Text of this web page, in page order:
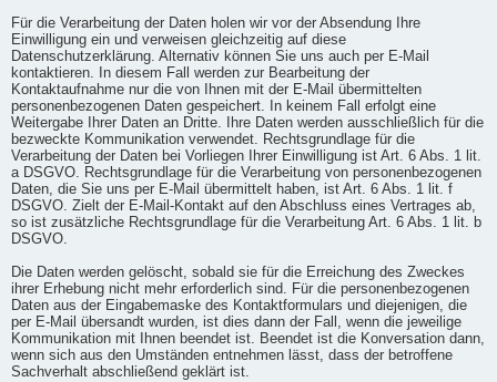
Für die Verarbeitung der Daten holen wir vor der Absendung Ihre
Einwilligung ein und verweisen gleichzeitig auf diese
Datenschutzerklärung. Alternativ können Sie uns auch per E-Mail
kontaktieren. In diesem Fall werden zur Bearbeitung der
Kontaktaufnahme nur die von Ihnen mit der E-Mail übermittelten
personenbezogenen Daten gespeichert. In keinem Fall erfolgt eine
Weitergabe Ihrer Daten an Dritte. Ihre Daten werden ausschließlich für die
bezweckte Kommunikation verwendet. Rechtsgrundlage für die
Verarbeitung der Daten bei Vorliegen Ihrer Einwilligung ist Art. 6 Abs. 1 lit.
a DSGVO. Rechtsgrundlage für die Verarbeitung von personenbezogenen
Daten, die Sie uns per E-Mail übermittelt haben, ist Art. 6 Abs. 1 lit. f
DSGVO. Zielt der E-Mail-Kontakt auf den Abschluss eines Vertrages ab,
so ist zusätzliche Rechtsgrundlage für die Verarbeitung Art. 6 Abs. 1 lit. b
DSGVO.
Die Daten werden gelöscht, sobald sie für die Erreichung des Zweckes
ihrer Erhebung nicht mehr erforderlich sind. Für die personenbezogenen
Daten aus der Eingabemaske des Kontaktformulars und diejenigen, die
per E-Mail übersandt wurden, ist dies dann der Fall, wenn die jeweilige
Kommunikation mit Ihnen beendet ist. Beendet ist die Konversation dann,
wenn sich aus den Umständen entnehmen lässt, dass der betroffene
Sachverhalt abschließend geklärt ist.